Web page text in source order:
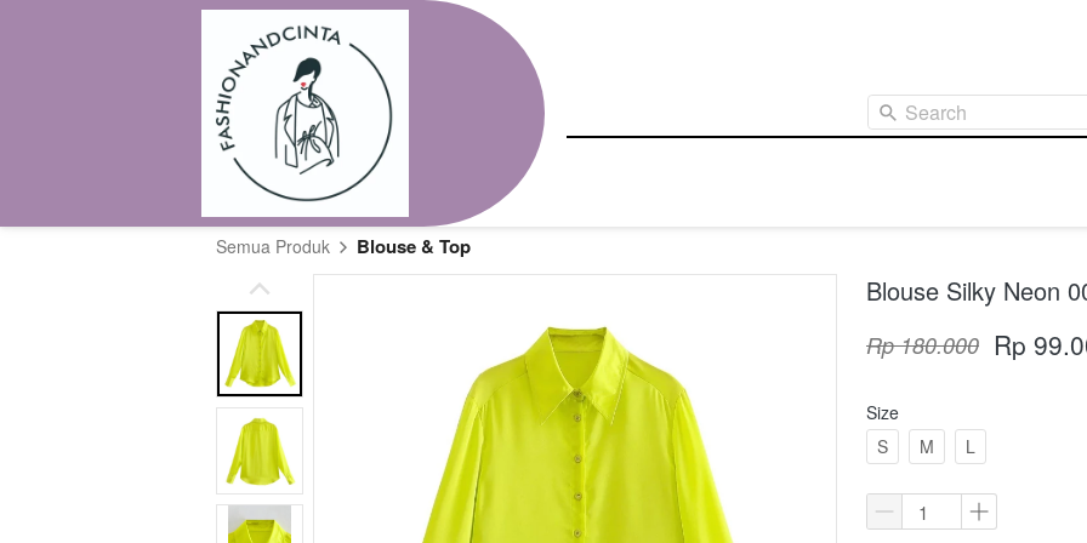
Search
Semua Produk Blouse & Top
Blouse Silky Neon
Rp 180.000 Rp
Size
S
M L